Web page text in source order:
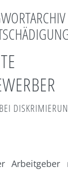
Arbeitgeber